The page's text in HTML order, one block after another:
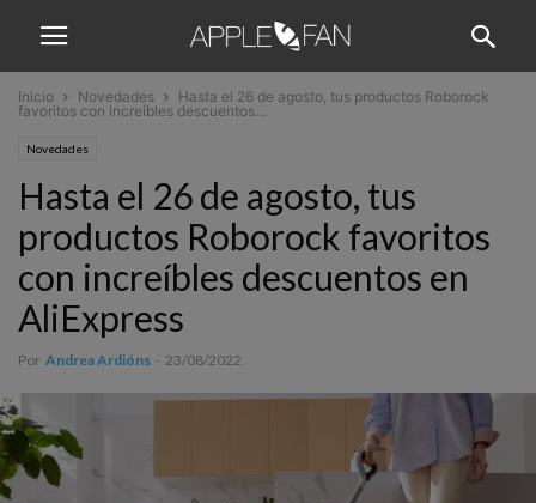
Inicio Novedades
Hasta el 26 de agosto, tus productos Roborock
favoritos con increíbles descuentos...
Novedades
Hasta el 26 de agosto, tus
productos Roborock favoritos
con increíbles descuentos en
AliExpress
Por Andrea Ardións - 23/08/2022